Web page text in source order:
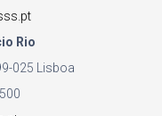
Rio
025 Lisboa